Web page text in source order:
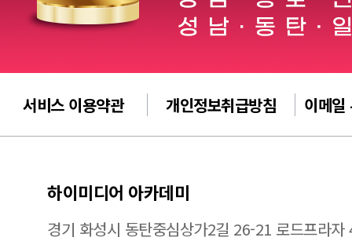
서비스 이용약관 개인정보취급방침 이메일
하이미디어 아카데미
경기 화성시 동탄중심상가2길 26-21 로드프라자